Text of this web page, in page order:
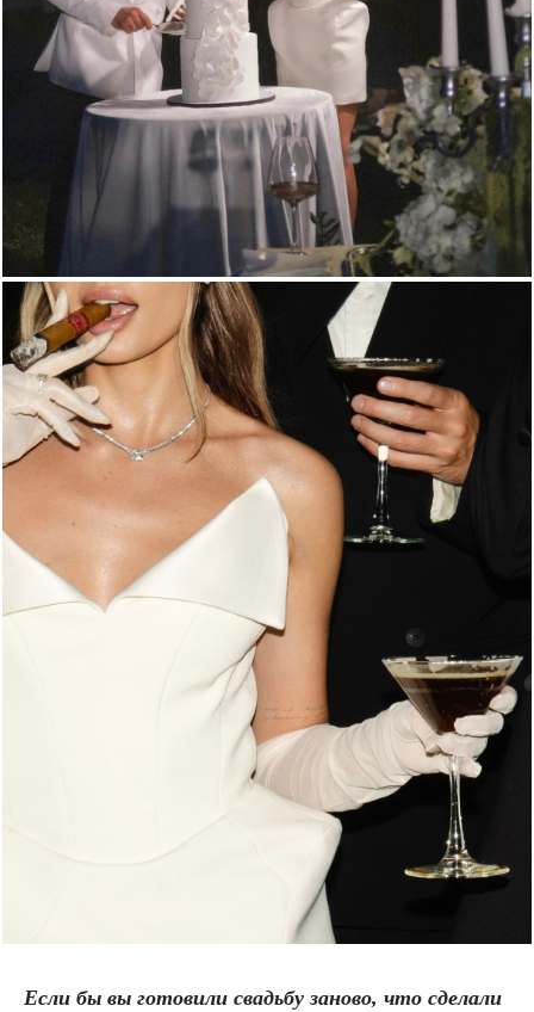
Если бы вы готовили свадьбу заново, что сделали